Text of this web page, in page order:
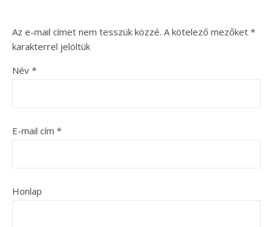
Az e-mail címet nem tesszük közzé. A kötelező mezőket *
karakterrel jelöltük
Név *
E-mail cím *
Honlap